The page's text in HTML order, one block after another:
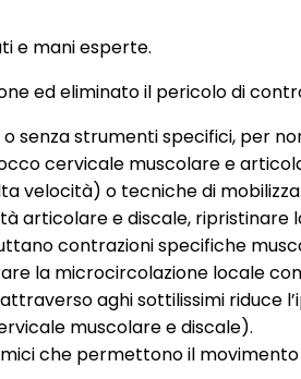
e mani esperte.
ed eliminato il pericolo di
senza strumenti specifici, per
cervicale muscolare e
velocità) o tecniche di
articolare e discale,
contrazioni specifiche
la microcircolazione locale
aghi sottilissimi
muscolare e discale).
che permettono il